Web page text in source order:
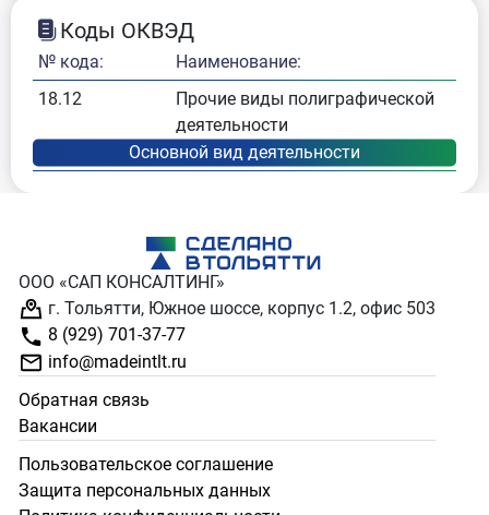
Коды ОКВЭД
№ кода:
Наименование:
18.12
Прочие виды полиграфической
деятельности
ООО «САП КОНСАЛТИНГ»
г. Тольятти, Южное шоссе, корпус 1.2, офис 503
8 (929) 701-37-77
info@madeintlt.ru
Обратная связь
Вакансии
Пользовательское соглашение
Защита персональных данных